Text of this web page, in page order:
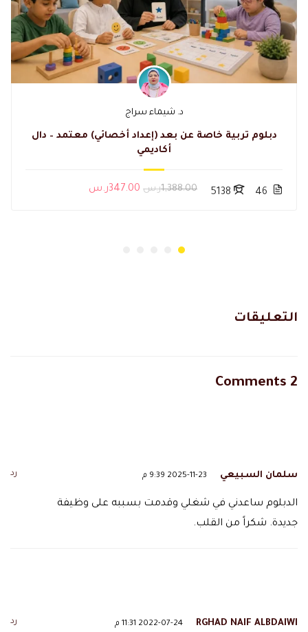
د. شيماء سراج
دبلوم تربية خاصة عن بعد (إعداد أخصائي) معتمد – دال
أكاديمي
46
5138 1,388.00ر.س 347.00ر.س
التعليقات
2 Comments
سلمان السبيعي 2025-11-23 9:39 م رد
الدبلوم ساعدني في شغلي وقدمت بسببه على وظيفة
جديدة. شكراً من القلب.
RGHAD NAIF ALBDAIWI 2022-07-24 11:31 م رد